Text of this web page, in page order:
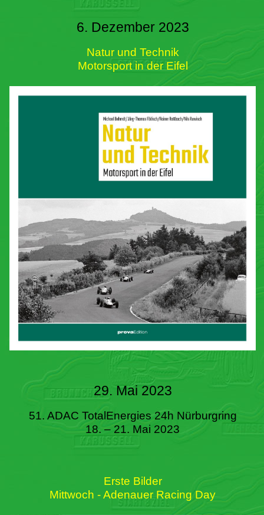
6. Dezember 2023
Natur und Technik
Motorsport in der Eifel
29. Mai 2023
51. ADAC TotalEnergies 24h Nürburgring
18. – 21. Mai 2023
Erste Bilder
Mittwoch - Adenauer Racing Day